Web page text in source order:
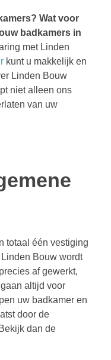
Wat voor
badkamers in
met Linden
kunt u makkelijk en
Linden Bouw
niet alleen ons
van uw
totaal één vestiging
Bouw wordt
af gewerkt,
altijd voor
uw badkamer en
door de
dan de